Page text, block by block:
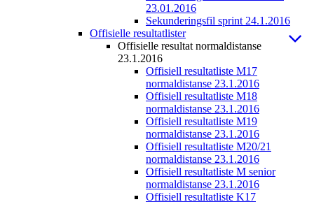
23.01.2016
Sekunderingsfil sprint 24.1.2016
Offisielle resultatlister
Offisielle resultat normaldistanse
23.1.2016
Offisiell resultatliste M17
normaldistanse 23.1.2016
Offisiell resultatliste M18
normaldistanse 23.1.2016
Offisiell resultatliste M19
normaldistanse 23.1.2016
Offisiell resultatliste M20/21
normaldistanse 23.1.2016
Offisiell resultatliste M senior
normaldistanse 23.1.2016
Offisiell resultatliste K17